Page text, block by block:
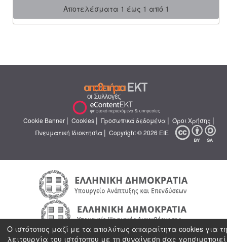
Αποτελέσματα 1 έως 1 από 1
Cookie Banner | Cookies | Προσωπικά δεδομένα | Όροι Χρήσης |
Πνευματική Ιδιοκτησία | Copyright © 2026 ΕΙΕ
Ο ιστότοπος μαζί με τα απολύτως απαραίτητα cookies για
λειτουργία του ιστότοπου με τη συναίνεση σας χρησιμοποιεί